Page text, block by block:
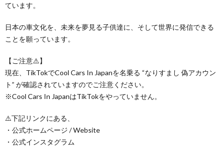
ています。
日本の車文化を、未来を夢見る子供達に、そして世界に発信できる
ことを願っています。
【ご注意⚠️】
現在、TikTokでCool Cars In Japanを名乗る “なりすまし 偽アカウン
ト” が確認されていますのでご注意ください。
※Cool Cars In JapanはTikTokをやっていません。
⚠️下記リンクにある、
・公式ホームページ / Website
・公式インスタグラム